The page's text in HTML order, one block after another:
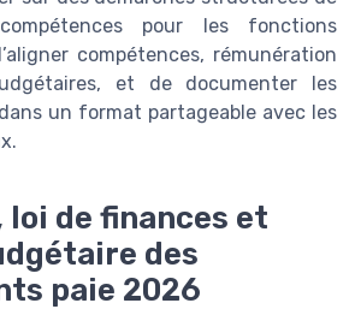
pour les fonctions
compétences, rémunération
et de documenter les
un format partageable avec les
loi de finances et
des
paie 2026